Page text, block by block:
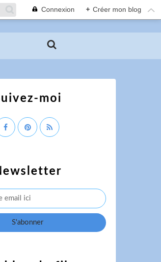
Connexion + Créer mon blog
moi